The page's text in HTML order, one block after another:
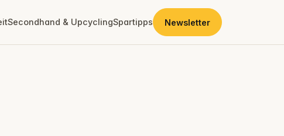
Secondhand & UpcyclingSpartipps Newsletter